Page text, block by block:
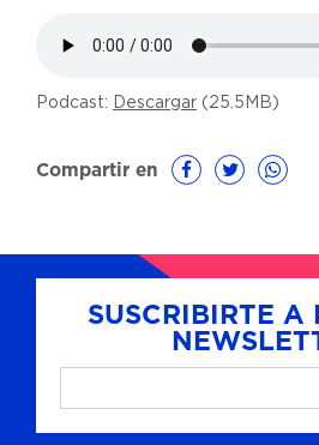
Podcast: Descargar (25.5MB)
Compartir en
SUSCRIBIRTE A